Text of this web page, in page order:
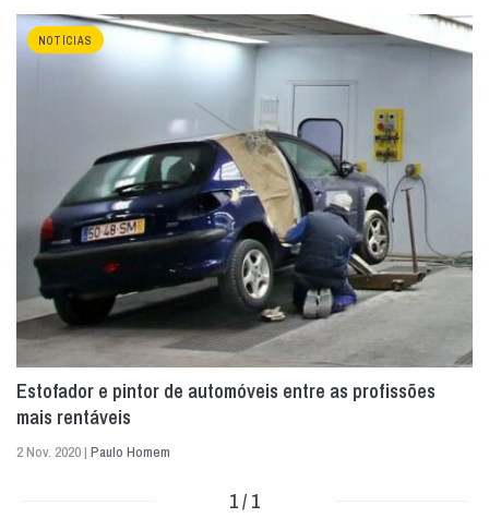
NOTÍCIAS
Estofador e pintor de automóveis entre as profissões
mais rentáveis
2 Nov. 2020 | Paulo Homem
1 / 1